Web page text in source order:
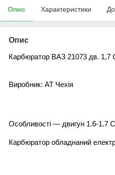
Опис Характеристики
Опис
Карбюратор ВАЗ 21073 дв.
Виробник: AT Чехія
Особливості — двигун 1.6-1.7
Карбюратор обладнаний